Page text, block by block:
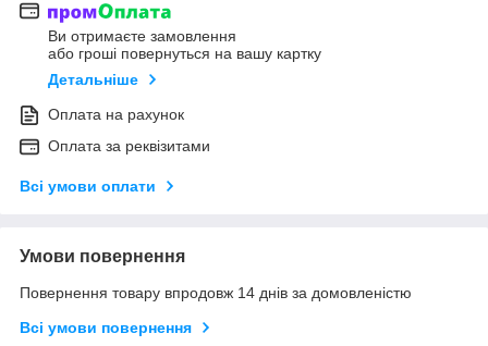
Ви отримаєте замовлення
або гроші повернуться на вашу картку
Детальніше
Оплата на рахунок
Оплата за реквізитами
Всі умови оплати
Умови повернення
Повернення товару впродовж 14 днів за домовленістю
Всі умови повернення